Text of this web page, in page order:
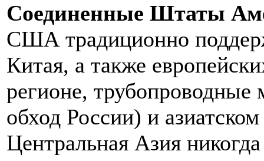
Соединенные Штаты
США традиционно
Китая, а также
регионе,
обход России) и
Центральная Азия